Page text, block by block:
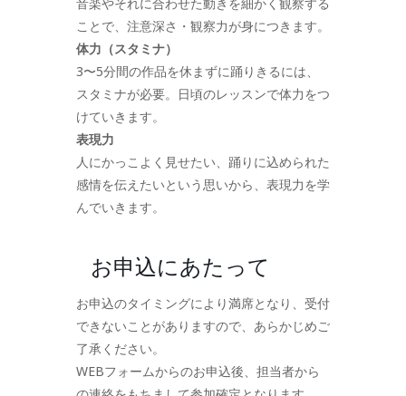
ことで、注意深さ・観察力が身につきます。
体力（スタミナ）
3〜5分間の作品を休まずに踊りきるには、
スタミナが必要。日頃のレッスンで体力をつ
けていきます。
表現力
人にかっこよく見せたい、踊りに込められた
感情を伝えたいという思いから、表現力を学
んでいきます。
お申込にあたって
お申込のタイミングにより満席となり、受付
できないことがありますので、あらかじめご
了承ください。
WEBフォームからのお申込後、担当者から